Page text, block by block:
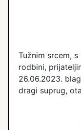
Tužnim srcem,
rodbini,
26.06.2023.
dragi suprug,